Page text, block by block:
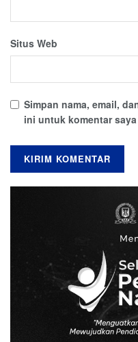
Situs Web
Simpan nama, email,
ini untuk komentar